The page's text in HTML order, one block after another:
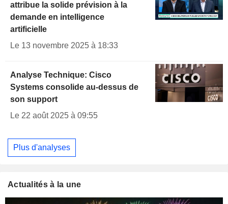
attribue la solide prévision à la
demande en intelligence
artificielle
Le 13 novembre 2025 à 18:33
Analyse Technique: Cisco
Systems consolide au-dessus de
son support
Le 22 août 2025 à 09:55
Plus d'analyses
Actualités à la une